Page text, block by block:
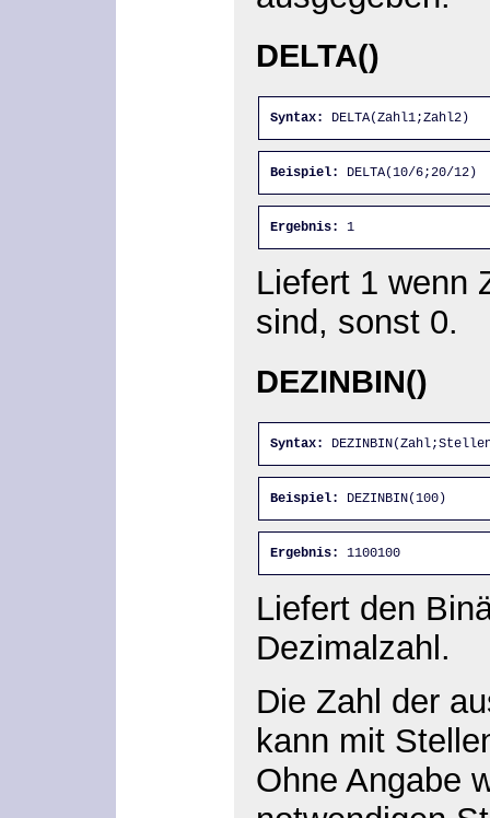
DELTA()
Syntax: DELTA(Zahl1;Zahl2)
Beispiel: DELTA(10/6;20/12)
Ergebnis: 1
Liefert 1 wenn
sind, sonst 0.
DEZINBIN()
Syntax:
Beispiel: DEZINBIN(100)
Ergebnis: 1100100
Liefert den
Dezimalzahl.
Die Zahl der
kann mit
Ohne Angabe